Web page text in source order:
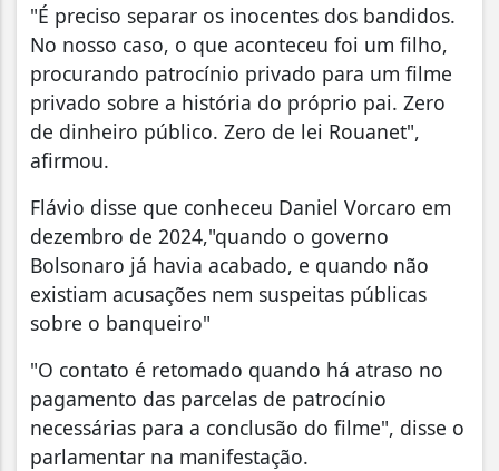
"É preciso separar os inocentes dos bandidos.
No nosso caso, o que aconteceu foi um filho,
procurando patrocínio privado para um filme
privado sobre a história do próprio pai. Zero
de dinheiro público. Zero de lei Rouanet",
afirmou.
Flávio disse que conheceu Daniel Vorcaro em
dezembro de 2024,"quando o governo
Bolsonaro já havia acabado, e quando não
existiam acusações nem suspeitas públicas
sobre o banqueiro"
"O contato é retomado quando há atraso no
pagamento das parcelas de patrocínio
necessárias para a conclusão do filme", disse o
parlamentar na manifestação.